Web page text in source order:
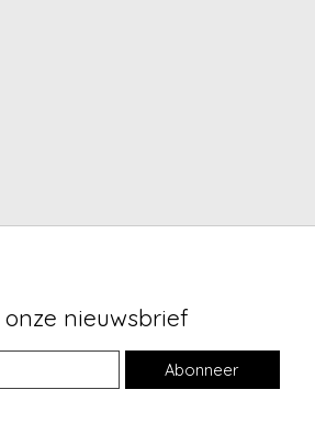
nieuwsbrief
Abonneer